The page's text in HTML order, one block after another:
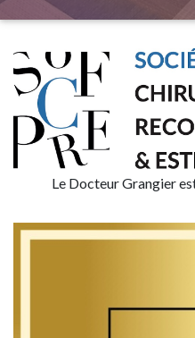
Le Docteur Grangier